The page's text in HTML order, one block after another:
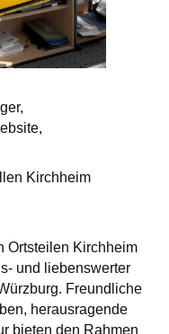
Kirchheim
Ortsteilen Kirchheim
und liebenswerter
Freundliche
herausragende
bieten den Rahmen